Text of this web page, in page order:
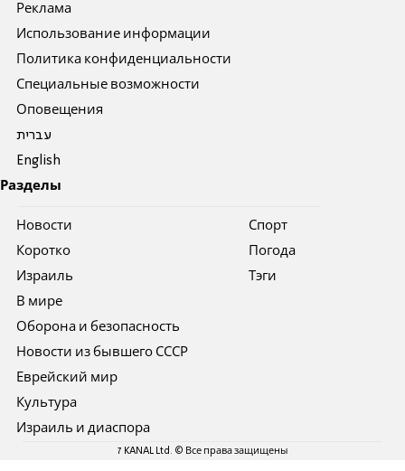
Реклама
Использование информации
Политика конфиденциальности
Специальные возможности
Оповещения
עברית
English
Разделы
Новости
Коротко
Израиль
В мире
Оборона и безопасность
Новости из бывшего СССР
Еврейский мир
Культура
Израиль и диаспора
Спорт
Погода
Тэги
7 KANAL Ltd. © Все права защищены